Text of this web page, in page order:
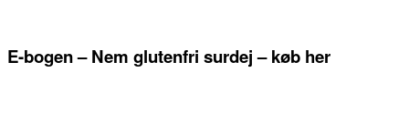
E-bogen – Nem glutenfri surdej – køb her